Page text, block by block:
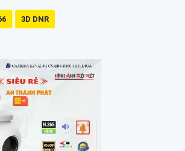
3D DNR